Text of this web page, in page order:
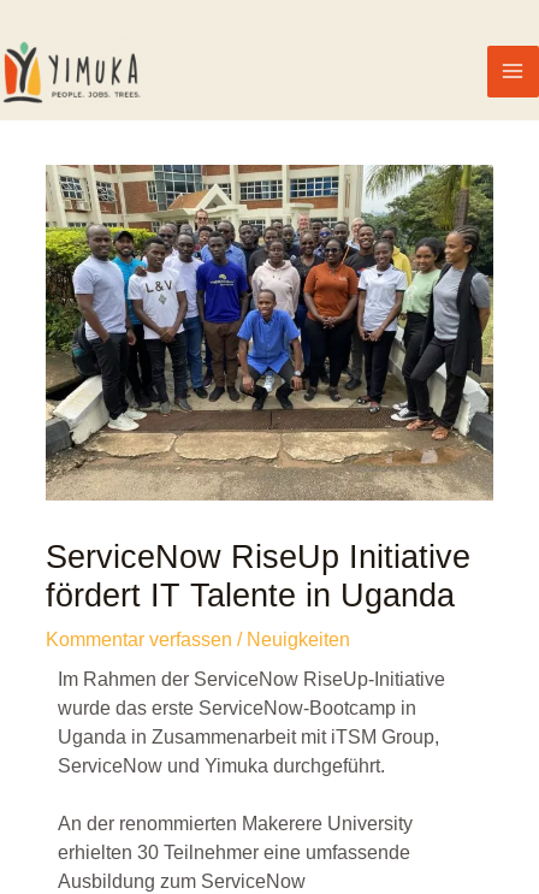
ServiceNow RiseUp Initiative
fördert IT Talente in Uganda
Kommentar verfassen / Neuigkeiten
Im Rahmen der ServiceNow RiseUp-Initiative
wurde das erste ServiceNow-Bootcamp in
Uganda in Zusammenarbeit mit iTSM Group,
ServiceNow und Yimuka durchgeführt.
An der renommierten Makerere University
erhielten 30 Teilnehmer eine umfassende
Ausbildung zum ServiceNow